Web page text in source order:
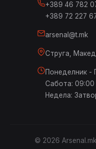
+389 46 782
+389 72 227
arsenal@t.mk
Струга,
Понеделник -
Сабота: 09:00
Недела:
© 2026